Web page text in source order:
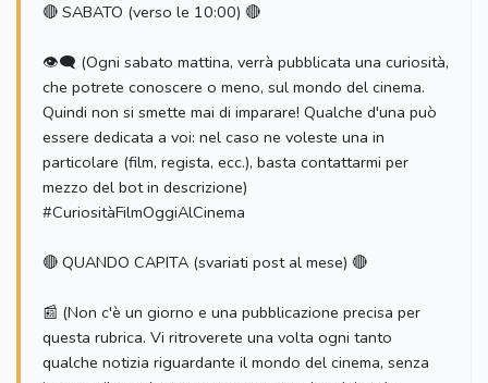
🔴 SABATO (verso le 10:00) 🔴
👁‍🗨 (Ogni sabato mattina, verrà pubblicata una curiosità,
che potrete conoscere o meno, sul mondo del cinema.
Quindi non si smette mai di imparare! Qualche d'una può
essere dedicata a voi: nel caso ne voleste una in
particolare (film, regista, ecc.), basta contattarmi per
mezzo del bot in descrizione)
#CuriositàFilmOggiAlCinema
🔴 QUANDO CAPITA (svariati post al mese) 🔴
📰 (Non c'è un giorno e una pubblicazione precisa per
questa rubrica. Vi ritroverete una volta ogni tanto
qualche notizia riguardante il mondo del cinema, senza